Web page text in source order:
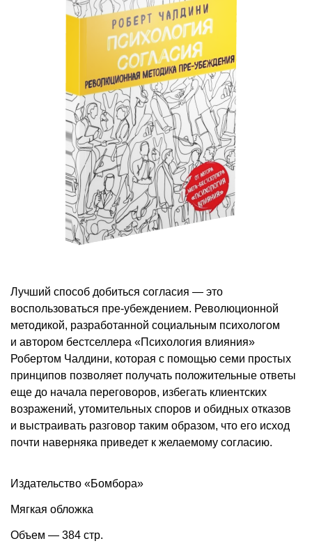
Лучший способ добиться согласия — это
воспользоваться пре-убеждением. Революционной
методикой, разработанной социальным психологом
и автором бестселлера «Психология влияния»
Робертом Чалдини, которая с помощью семи простых
принципов позволяет получать положительные ответы
еще до начала переговоров, избегать клиентских
возражений, утомительных споров и обидных отказов
и выстраивать разговор таким образом, что его исход
почти наверняка приведет к желаемому согласию.
Издательство «Бомбора»
Мягкая обложка
Объем — 384 стр.